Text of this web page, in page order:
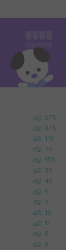
275
275
119
75
156
50
40
6
5
16
14
6
6